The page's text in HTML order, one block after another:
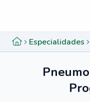
Especialidades